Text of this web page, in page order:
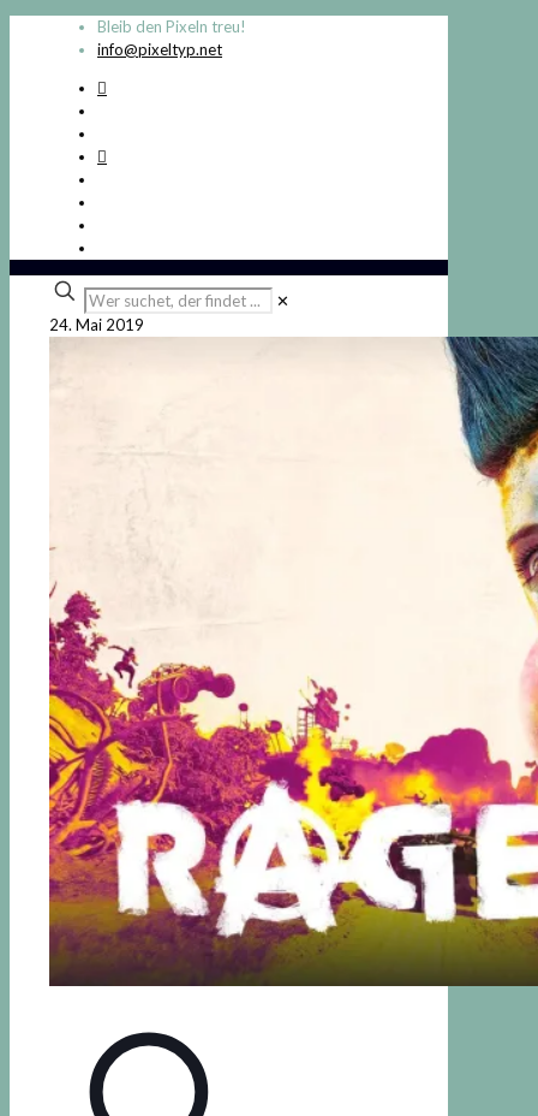
Bleib den Pixeln treu!
info@pixeltyp.net
Wer
suchet,
der
✕
24. Mai 2019